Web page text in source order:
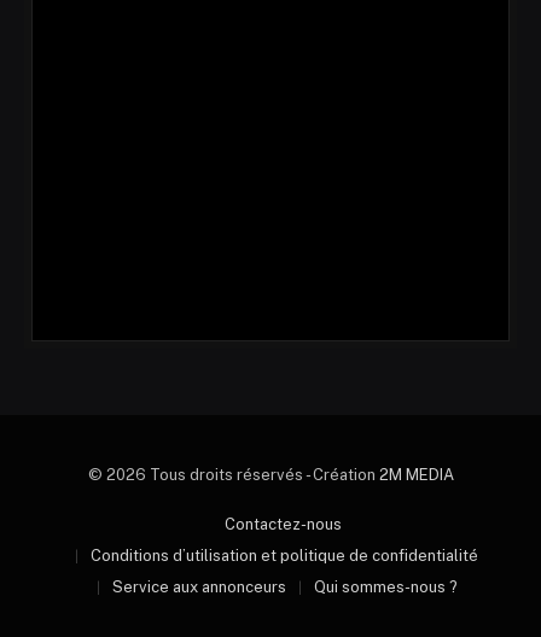
© 2026 Tous droits réservés - Création 2M MEDIA
Contactez-nous
Conditions d’utilisation et politique de confidentialité
Service aux annonceurs
Qui sommes-nous ?